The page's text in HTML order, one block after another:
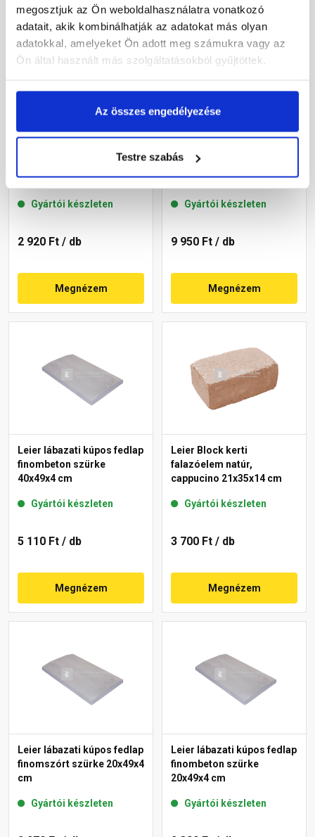
megosztjuk az Ön weboldalhasználatra vonatkozó
adatait, akik kombinálhatják az adatokat más olyan
adatokkal, amelyeket Ön adott meg számukra vagy az
Ön által használt más szolgáltatásokból gyűjtöttek.
Az összes engedélyezése
Testre szabás
Leier lábazati kúpos fedlap
25x49x4 cm
Gyártói készleten
2 920 Ft / db
Megnézem
Leier lábazati kúpos fedlap
finomszórt szürke 50x49x4
cm
Gyártói készleten
9 950 Ft / db
Megnézem
Leier lábazati kúpos fedlap
finombeton szürke
40x49x4 cm
Gyártói készleten
5 110 Ft / db
Megnézem
Leier Block kerti
falazóelem natúr,
cappucino 21x35x14 cm
Gyártói készleten
3 700 Ft / db
Megnézem
Leier lábazati kúpos fedlap
finomszórt szürke 20x49x4
cm
Gyártói készleten
Leier lábazati kúpos fedlap
finombeton szürke
20x49x4 cm
Gyártói készleten